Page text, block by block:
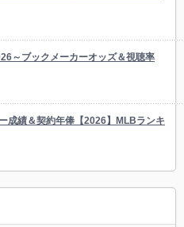
～ブックメーカーオッズ＆視聴率
成績＆契約年俸【2026】MLBランキ